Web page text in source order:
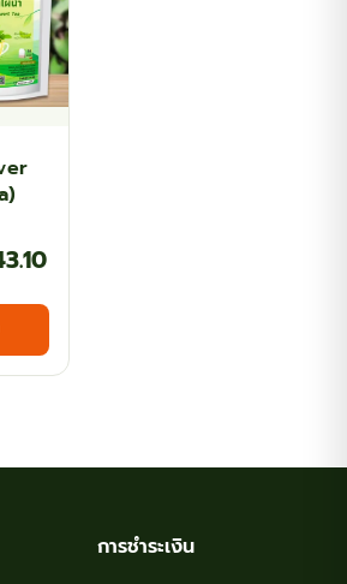
Price
range:
through
This
has
The
การชำระเงิน